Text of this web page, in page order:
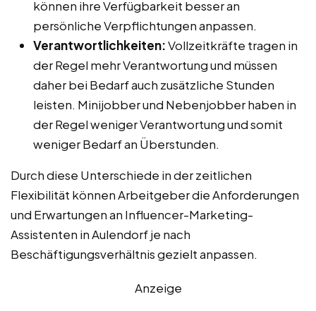
können ihre Verfügbarkeit besser an
persönliche Verpflichtungen anpassen.
Verantwortlichkeiten:Vollzeitkräfte tragen in
der Regel mehr Verantwortung und müssen
daher bei Bedarf auch zusätzliche Stunden
leisten. Minijobber und Nebenjobber haben in
der Regel weniger Verantwortung und somit
weniger Bedarf an Überstunden.
Durch diese Unterschiede in der zeitlichen
Flexibilität können Arbeitgeber die Anforderungen
und Erwartungen an Influencer-Marketing-
Assistenten in Aulendorf je nach
Beschäftigungsverhältnis gezielt anpassen.
Anzeige